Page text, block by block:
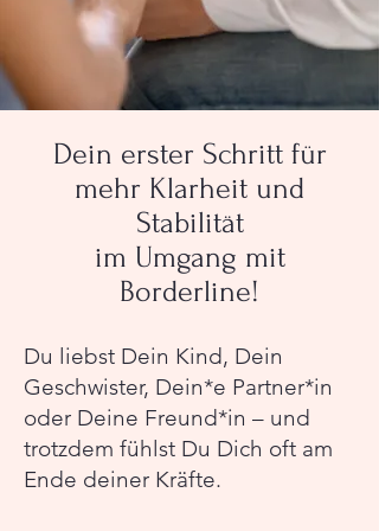
Dein erster Schritt für
mehr Klarheit und
Stabilität
im Umgang mit
Borderline!
Du liebst Dein Kind, Dein
Geschwister, Dein*e Partner*in
oder Deine Freund*in – und
trotzdem fühlst Du Dich oft am
Ende deiner Kräfte.